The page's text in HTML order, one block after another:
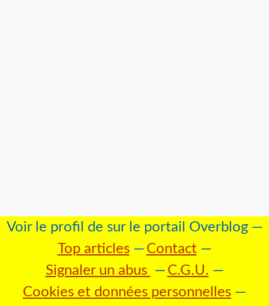
Voir le profil de sur le portail Overblog
Top articles
Contact
Signaler un abus
C.G.U.
Cookies et données personnelles